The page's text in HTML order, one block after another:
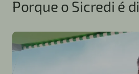
Porque o Sicredi é